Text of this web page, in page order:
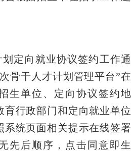
定向就业协议签约工作通
骨干人才计划管理平台”在
生单位、定向协议签约地
育行政部门和定向就业单位
系统页面相关提示在线签署
先后顺序，点击同意即生